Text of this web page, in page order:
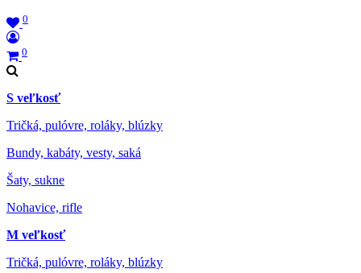
0
0
S veľkosť
Tričká, pulóvre, roláky, blúzky
Bundy, kabáty, vesty, saká
Šaty, sukne
Nohavice, rifle
M veľkosť
Tričká, pulóvre, roláky, blúzky